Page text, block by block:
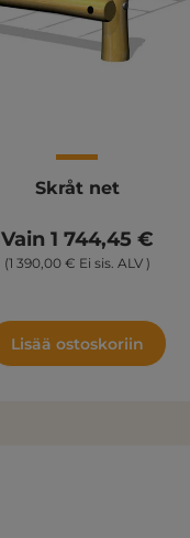
Skråt net
Vain 1 744,45 €
(1 390,00 € Ei sis. ALV )
Lisää ostoskoriin